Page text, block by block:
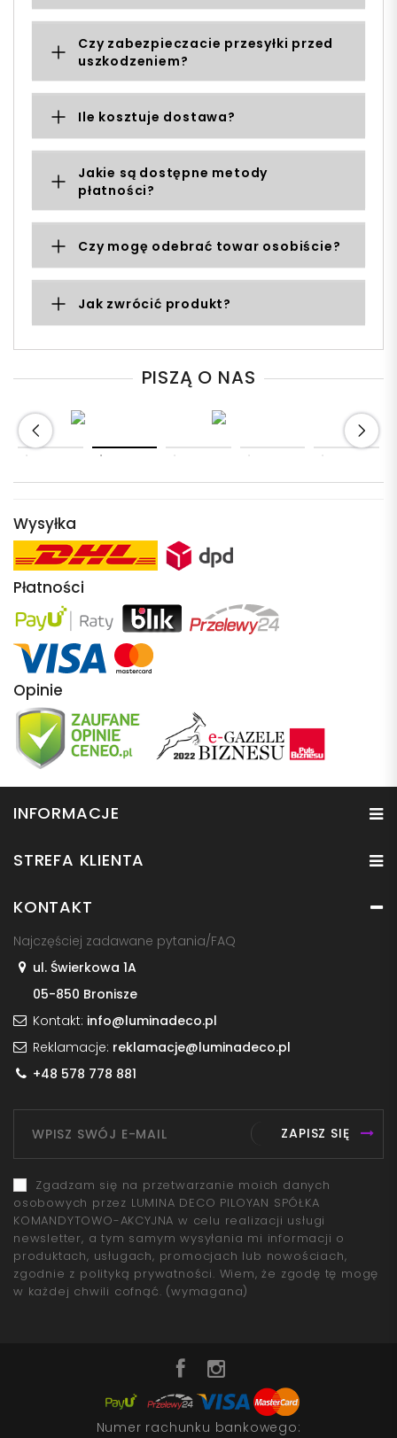
Czy zabezpieczacie przesyłki przed
uszkodzeniem?
Ile kosztuje dostawa?
Jakie są dostępne metody
płatności?
Czy mogę odebrać towar osobiście?
Jak zwrócić produkt?
PISZĄ O NAS
Wysyłka
Płatności
Opinie
INFORMACJE
STREFA KLIENTA
KONTAKT
Najczęściej zadawane pytania/FAQ
ul. Świerkowa 1A
05-850 Bronisze
Kontakt: info@luminadeco.pl
Reklamacje: reklamacje@luminadeco.pl
+48 578 778 881
ZAPISZ SIĘ
Zgadzam się na przetwarzanie moich danych
osobowych przez LUMINA DECO PILOYAN SPÓŁKA
KOMANDYTOWO-AKCYJNA w celu realizacji usługi
newsletter, a tym samym wysyłania mi informacji o
produktach, usługach, promocjach lub nowościach,
zgodnie z polityką prywatności. Wiem, że zgodę tę mogę
w każdej chwili cofnąć. (wymagana)
Numer rachunku bankowego: